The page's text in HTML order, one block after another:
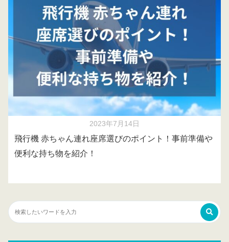
2023年7月14日
飛行機 赤ちゃん連れ座席選びのポイント！事前準備や
便利な持ち物を紹介！